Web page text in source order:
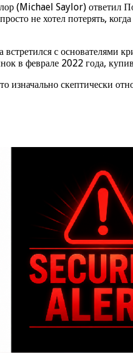
(Michael Saylor) ответил
не хотел потерять,
встретился с
в феврале 2022 года,
скептически